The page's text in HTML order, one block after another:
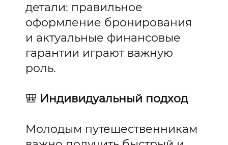
детали: правильное
оформление бронирования
и актуальные финансовые
гарантии играют важную
роль.
🎒 Индивидуальный подход
Молодым путешественникам